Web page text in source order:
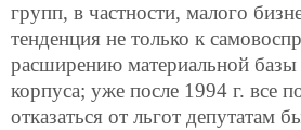
групп, в частности, малого
тенденция не только к
расширению материальной базы
корпуса; уже после 1994 г. все
отказаться от льгот депутатам